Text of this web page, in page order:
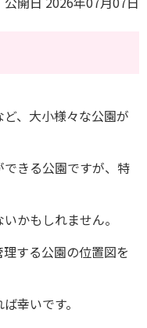
、大小様々な公園が
きる公園ですが、特
かもしれません。
する公園の位置図を
幸いです。